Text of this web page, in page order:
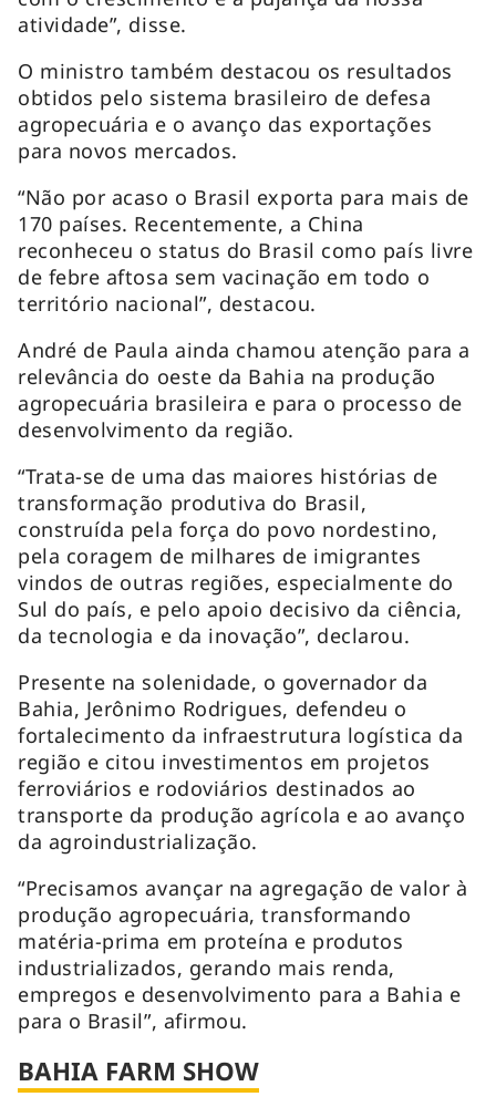
atividade”, disse.
O ministro também destacou os resultados
obtidos pelo sistema brasileiro de defesa
agropecuária e o avanço das exportações
para novos mercados.
“Não por acaso o Brasil exporta para mais de
170 países. Recentemente, a China
reconheceu o status do Brasil como país livre
de febre aftosa sem vacinação em todo o
território nacional”, destacou.
André de Paula ainda chamou atenção para a
relevância do oeste da Bahia na produção
agropecuária brasileira e para o processo de
desenvolvimento da região.
“Trata-se de uma das maiores histórias de
transformação produtiva do Brasil,
construída pela força do povo nordestino,
pela coragem de milhares de imigrantes
vindos de outras regiões, especialmente do
Sul do país, e pelo apoio decisivo da ciência,
da tecnologia e da inovação”, declarou.
Presente na solenidade, o governador da
Bahia, Jerônimo Rodrigues, defendeu o
fortalecimento da infraestrutura logística da
região e citou investimentos em projetos
ferroviários e rodoviários destinados ao
transporte da produção agrícola e ao avanço
da agroindustrialização.
“Precisamos avançar na agregação de valor à
produção agropecuária, transformando
matéria-prima em proteína e produtos
industrializados, gerando mais renda,
empregos e desenvolvimento para a Bahia e
para o Brasil”, afirmou.
BAHIA FARM SHOW